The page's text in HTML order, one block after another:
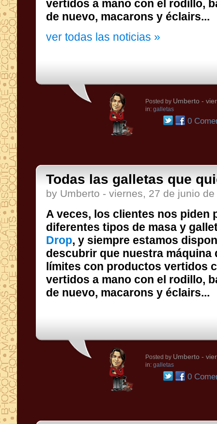
de nuevo, macarons y éclairs...
ver todas las noticias »
Posted by Umberto -
in: galletas
0
Todas las galletas que
by Umberto - viernes, 27 de junio
A veces, los clientes nos piden
diferentes tipos de masa y
Drop, y siempre estamos
descubrir que nuestra
límites con productos
vertidos a mano con el
de nuevo, macarons y éclairs...
Posted by Umberto -
in: galletas
0